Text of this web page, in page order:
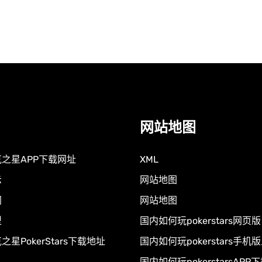
星APP下载网址
星PokerStars下载地址
网站地图
XML
网站地图
网站地图
国内如何玩pokerstars网页版
国内如何玩pokerstars手机版